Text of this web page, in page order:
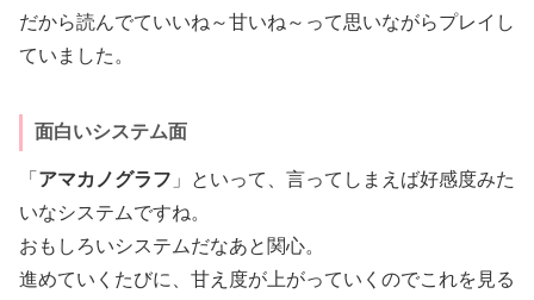
だから読んでていいね～甘いね～って思いながらプレイし
ていました。
面白いシステム面
「 アマカノグラフ 」といって、言ってしまえば好感度みた
いなシステムですね。
おもしろいシステムだなあと関心。
進めていくたびに、甘え度が上がっていくのでこれを見る